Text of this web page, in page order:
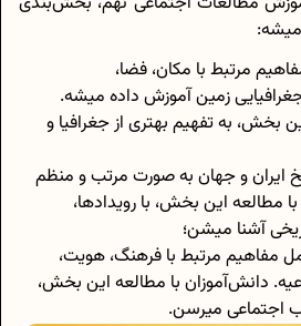
مرتبط با مکان، فضا،
زمین آموزش داده میشه.
بخش، به تفهیم بهتری از جغرافیا و
ایران و جهان به صورت مرتب و منظم
مطالعه این بخش، با رویدادها،
آشنا میشن؛
مفاهیم مرتبط با فرهنگ، هویت،
دانش‌آموزان با مطالعه این بخش،
اجتماعی میرسن.